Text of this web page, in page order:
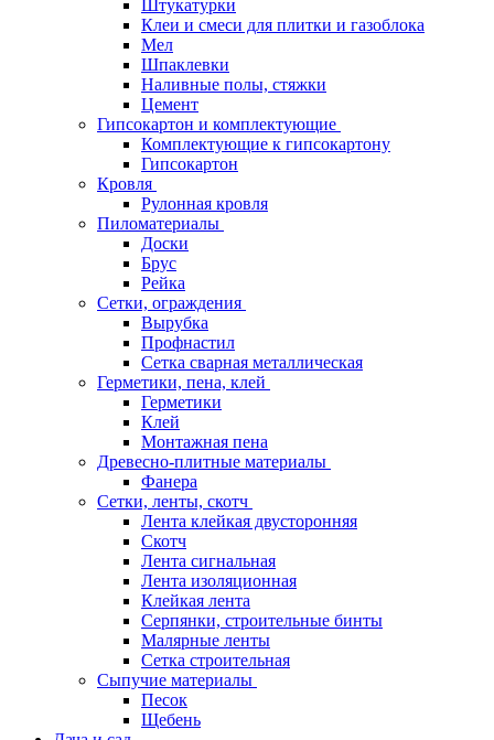
Штукатурки
Клеи и смеси для плитки и газоблока
Мел
Шпаклевки
Наливные полы, стяжки
Цемент
Гипсокартон и комплектующие
Комплектующие к гипсокартону
Гипсокартон
Кровля
Рулонная кровля
Пиломатериалы
Доски
Брус
Рейка
Сетки, ограждения
Вырубка
Профнастил
Сетка сварная металлическая
Герметики, пена, клей
Герметики
Клей
Монтажная пена
Древесно-плитные материалы
Фанера
Сетки, ленты, скотч
Лента клейкая двусторонняя
Скотч
Лента сигнальная
Лента изоляционная
Клейкая лента
Серпянки, строительные бинты
Малярные ленты
Сетка строительная
Сыпучие материалы
Песок
Щебень